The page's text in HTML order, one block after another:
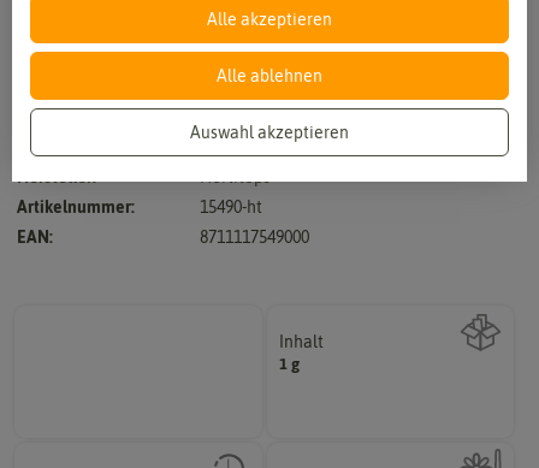
Vergrößern durch berühren
Artikelnummer:
15490-ht
EAN:
8711117549000
Inhalt
1 g
Alle akzeptieren
Alle ablehnen
Auswahl akzeptieren